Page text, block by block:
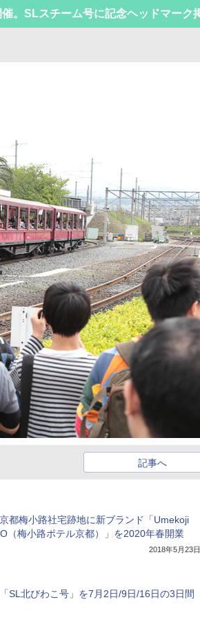
。SLスチーム号に記念ヘッドマーク
記事へ
都梅小路社宅跡地に新ブランド「Umekoji
（梅小路ポテル京都）」を2020年春開業
2018年5月23日
SL北びわこ号」を7月2日/9日/16日の3日間